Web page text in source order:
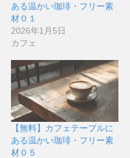
ある温かい珈琲・フリー素
材０１
2026年1月5日
カフェ
【無料】カフェテーブルに
ある温かい珈琲・フリー素
材０５